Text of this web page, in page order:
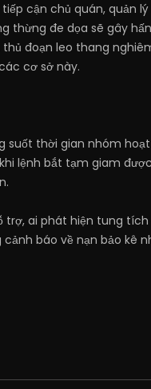
cận chủ quán, quản
thừng đe dọa sẽ gây
đoạn leo thang
cơ sở này.
suốt thời gian nhóm hoạt
lệnh bắt tạm giam
trợ, ai phát hiện tung
báo về nạn bảo kê